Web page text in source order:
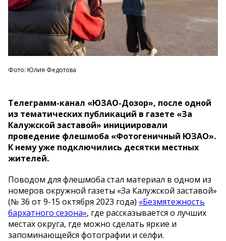
Фото: Юлия Федотова
Телеграмм-канал «ЮЗАО-Дозор», после одной
из тематических публикаций в газете «За
Калужской заставой» инициировали
проведение флешмоба «Фотогеничный ЮЗАО».
К нему уже подключились десятки местных
жителей.
Поводом для флешмоба стал материал в одном из
номеров окружной газеты «За Калужской заставой»
(№ 36 от 9-15 октября 2023 года) «Безмятежность
бархатного сезона», где рассказывается о лучших
местах округа, где можно сделать яркие и
запоминающейся фотографии и селфи.